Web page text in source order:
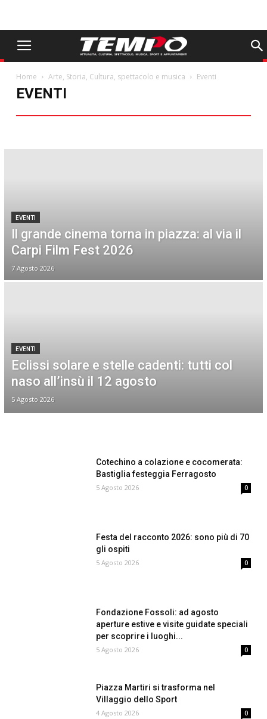
Home Arte, Storia, Cultura, spettacolo e musica Eventi
EVENTI
EVENTI
Il grande cinema torna in piazza: al via il
Carpi Film Fest 2026
7 Agosto 2026
EVENTI
Eclissi solare e stelle cadenti: tutti col
naso all’insù il 12 agosto
5 Agosto 2026
Cotechino a colazione e cocomerata:
Bastiglia festeggia Ferragosto
5 Agosto 2026 0
Festa del racconto 2026: sono più di 70
gli ospiti
5 Agosto 2026 0
Fondazione Fossoli: ad agosto
aperture estive e visite guidate speciali
per scoprire i luoghi...
5 Agosto 2026 0
Piazza Martiri si trasforma nel
Villaggio dello Sport
4 Agosto 2026 0